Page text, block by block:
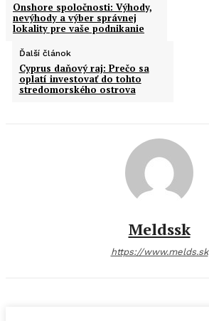
Onshore spoločnosti: Výhody,
nevýhody a výber správnej
lokality pre vaše podnikanie
Ďalší článok
Cyprus daňový raj: Prečo sa
oplatí investovať do tohto
stredomorského ostrova
Meldssk
https://www.melds.sk